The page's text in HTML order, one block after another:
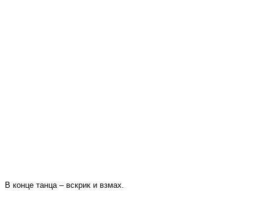
В конце танца – вскрик и взмах.